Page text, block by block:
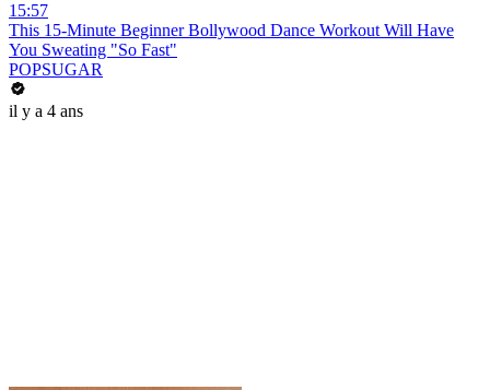
15:57
This 15-Minute Beginner Bollywood Dance Workout Will Have
You Sweating "So Fast"
POPSUGAR
il y a 4 ans